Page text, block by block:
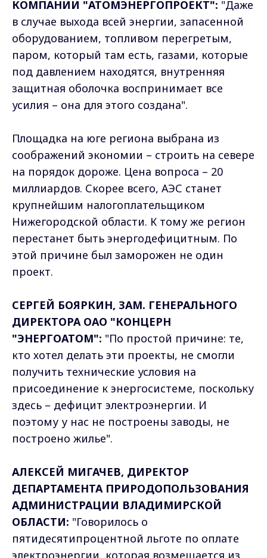
КОМПАНИИ "АТОМЭНЕРГОПРОЕКТ": "Даже
в случае выхода всей энергии, запасенной
оборудованием, топливом перегретым,
паром, который там есть, газами, которые
под давлением находятся, внутренняя
защитная оболочка воспринимает все
усилия – она для этого создана".
Площадка на юге региона выбрана из
соображений экономии – строить на севере
на порядок дороже. Цена вопроса – 20
миллиардов. Скорее всего, АЭС станет
крупнейшим налогоплательщиком
Нижегородской области. К тому же регион
перестанет быть энергодефицитным. По
этой причине был заморожен не один
проект.
СЕРГЕЙ БОЯРКИН, ЗАМ. ГЕНЕРАЛЬНОГО
ДИРЕКТОРА ОАО "КОНЦЕРН
"ЭНЕРГОАТОМ": "По простой причине: те,
кто хотел делать эти проекты, не смогли
получить технические условия на
присоединение к энергосистеме, поскольку
здесь – дефицит электроэнергии. И
поэтому у нас не построены заводы, не
построено жилье".
АЛЕКСЕЙ МИГАЧЕВ, ДИРЕКТОР
ДЕПАРТАМЕНТА ПРИРОДОПОЛЬЗОВАНИЯ
АДМИНИСТРАЦИИ ВЛАДИМИРСКОЙ
ОБЛАСТИ: "Говорилось о
пятидесятипроцентной льготе по оплате
электроэнергии, которая возмещается из